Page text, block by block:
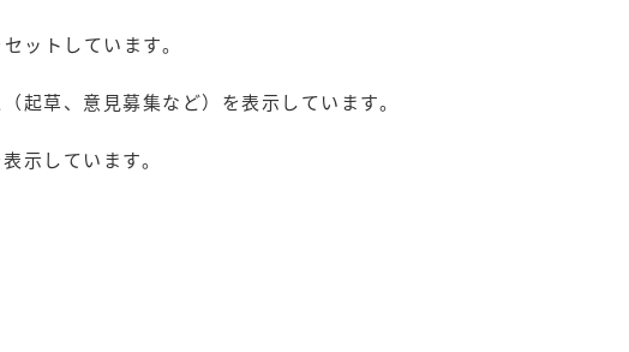
ットしています。
起草、意見募集など）を表示しています。
示しています。